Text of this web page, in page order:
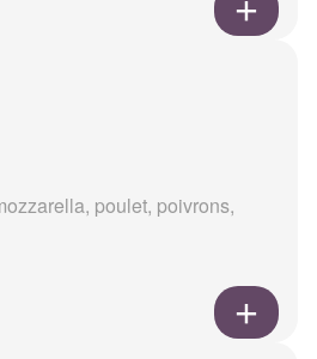
poulet, poivrons,